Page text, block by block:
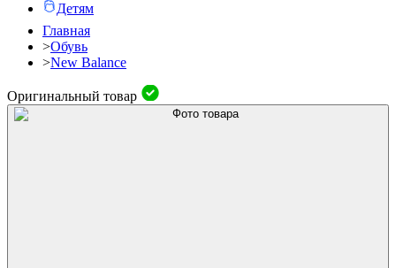
Детям
Главная
>Обувь
>New Balance
Оригинальный товар